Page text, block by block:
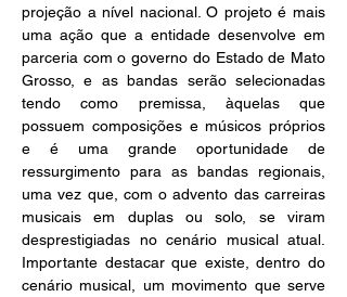
projeção a nível nacional. O projeto é mais
uma ação que a entidade desenvolve em
parceria com o governo do Estado de Mato
Grosso, e as bandas serão selecionadas
tendo como premissa, àquelas que
possuem composições e músicos próprios
e é uma grande oportunidade de
ressurgimento para as bandas regionais,
uma vez que, com o advento das carreiras
musicais em duplas ou solo, se viram
desprestigiadas no cenário musical atual.
Importante destacar que existe, dentro do
cenário musical, um movimento que serve